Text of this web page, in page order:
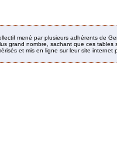
mené par plusieurs adhérents de
grand nombre, sachant que ces
et mis en ligne sur leur site